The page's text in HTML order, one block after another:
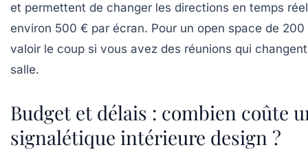
et permettent de changer les directions en temps
environ 500 € par écran. Pour un open space de 200
valoir le coup si vous avez des réunions qui
salle.
Budget et délais : combien coûte
signalétique intérieure design ?